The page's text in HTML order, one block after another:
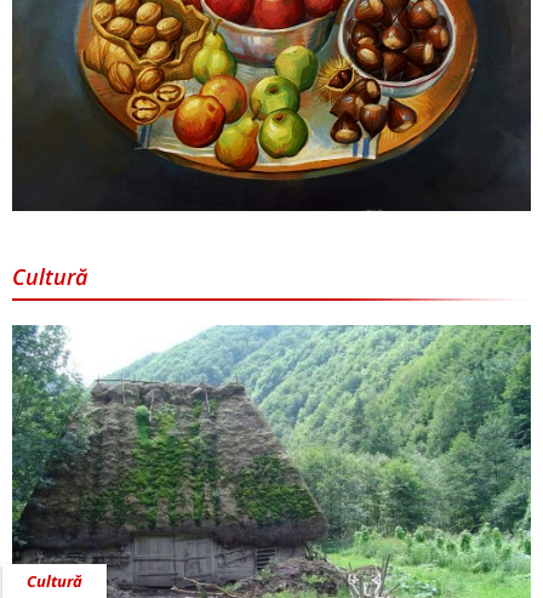
Cultură
Cultură